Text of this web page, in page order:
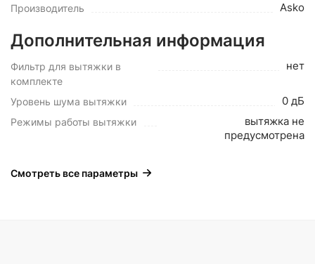
Производитель Asko
Дополнительная информация
Фильтр для вытяжки в
комплекте
нет
Уровень шума вытяжки 0 дБ
Режимы работы вытяжки
вытяжка не
предусмотрена
Смотреть все параметры